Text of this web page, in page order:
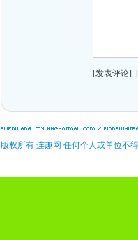
[发表评论]
版权所有 连趣网 任何个人或单位不